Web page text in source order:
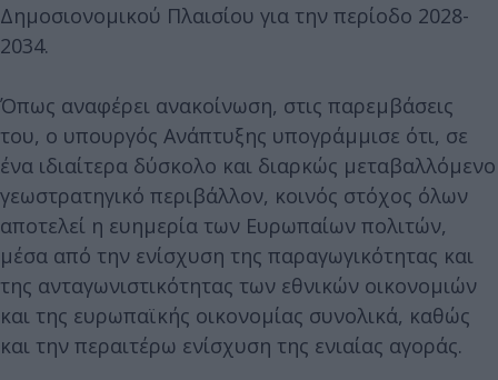
Δημοσιονομικού Πλαισίου για την περίοδο 2028-
2034.
Όπως αναφέρει ανακοίνωση, στις παρεμβάσεις
του, ο υπουργός Ανάπτυξης υπογράμμισε ότι, σε
ένα ιδιαίτερα δύσκολο και διαρκώς μεταβαλλόμενο
γεωστρατηγικό περιβάλλον, κοινός στόχος όλων
αποτελεί η ευημερία των Ευρωπαίων πολιτών,
μέσα από την ενίσχυση της παραγωγικότητας και
της ανταγωνιστικότητας των εθνικών οικονομιών
και της ευρωπαϊκής οικονομίας συνολικά, καθώς
και την περαιτέρω ενίσχυση της ενιαίας αγοράς.